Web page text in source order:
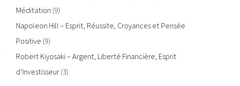
Méditation (9)
Napoleon Hill – Esprit, Réussite, Croyances et Pensée
Positive (9)
Robert Kiyosaki – Argent, Liberté Financière, Esprit
d’Investisseur (3)